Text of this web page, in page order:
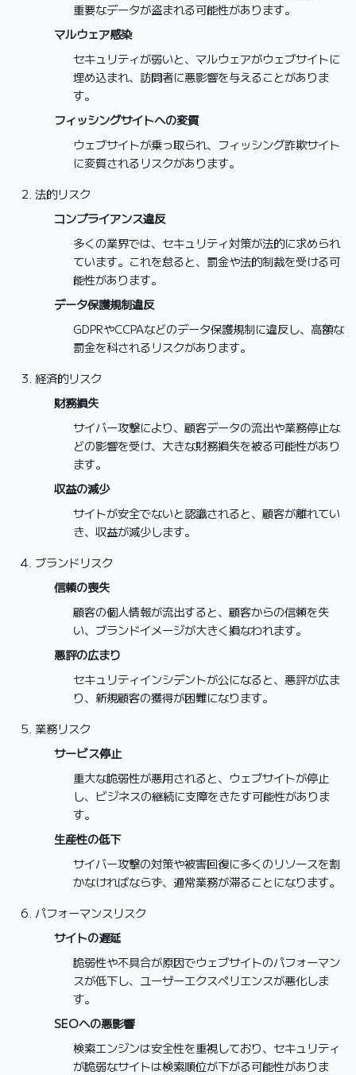
重要なデータが盗まれる可能性があります。
マルウェア感染
セキュリティが弱いと、マルウェアがウェブサイトに
埋め込まれ、訪問者に悪影響を与えることがありま
す。
フィッシングサイトへの変質
ウェブサイトが乗っ取られ、フィッシング詐欺サイト
に変質されるリスクがあります。
法的リスク
コンプライアンス違反
多くの業界では、セキュリティ対策が法的に求められ
ています。これを怠ると、罰金や法的制裁を受ける可
能性があります。
データ保護規制違反
GDPRやCCPAなどのデータ保護規制に違反し、高額な
罰金を科されるリスクがあります。
経済的リスク
財務損失
サイバー攻撃により、顧客データの流出や業務停止な
どの影響を受け、大きな財務損失を被る可能性があり
ます。
収益の減少
サイトが安全でないと認識されると、顧客が離れてい
き、収益が減少します。
ブランドリスク
信頼の喪失
顧客の個人情報が流出すると、顧客からの信頼を失
い、ブランドイメージが大きく損なわれます。
悪評の広まり
セキュリティインシデントが公になると、悪評が広ま
り、新規顧客の獲得が困難になります。
業務リスク
サービス停止
重大な脆弱性が悪用されると、ウェブサイトが停止
し、ビジネスの継続に支障をきたす可能性がありま
す。
生産性の低下
サイバー攻撃の対策や被害回復に多くのリソースを割
かなければならず、通常業務が滞ることになります。
パフォーマンスリスク
サイトの遅延
脆弱性や不具合が原因でウェブサイトのパフォーマン
スが低下し、ユーザーエクスペリエンスが悪化しま
す。
SEOへの悪影響
検索エンジンは安全性を重視しており、セキュリティ
が脆弱なサイトは検索順位が下がる可能性がありま